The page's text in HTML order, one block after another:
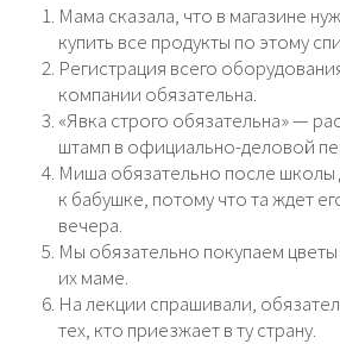
Мама сказала, что в магазине
купить все продукты по этому
Регистрация всего
компании обязательна.
«Явка строго обязательна» —
штамп в официально-деловой
Миша обязательно после школы
к бабушке, потому что та ждет
вечера.
Мы обязательно покупаем цветы
их маме.
На лекции спрашивали,
тех, кто приезжает в ту страну.